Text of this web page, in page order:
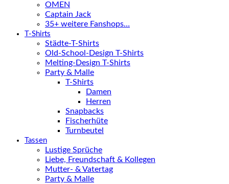
OMEN
Captain Jack
35+ weitere Fanshops…
T-Shirts
Städte-T-Shirts
Old-School-Design T-Shirts
Melting-Design T-Shirts
Party & Malle
T-Shirts
Damen
Herren
Snapbacks
Fischerhüte
Turnbeutel
Tassen
Lustige Sprüche
Liebe, Freundschaft & Kollegen
Mutter- & Vatertag
Party & Malle